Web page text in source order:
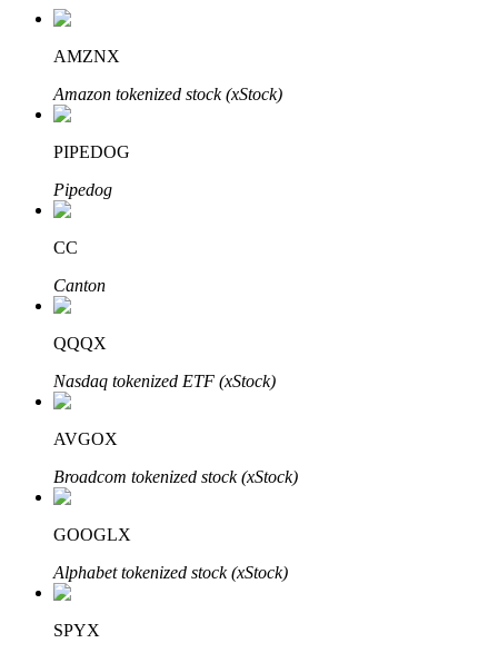
定投理财
享受活期理財及長期收益
學習理財
了解如何賺取穩定收入
Bitrue AI
AMZNX
Amazon tokenized stock (xStock)
PIPEDOG
Pipedog
CC
Canton
QQQX
Nasdaq tokenized ETF (xStock)
AVGOX
Broadcom tokenized stock (xStock)
GOOGLX
Alphabet tokenized stock (xStock)
SPYX